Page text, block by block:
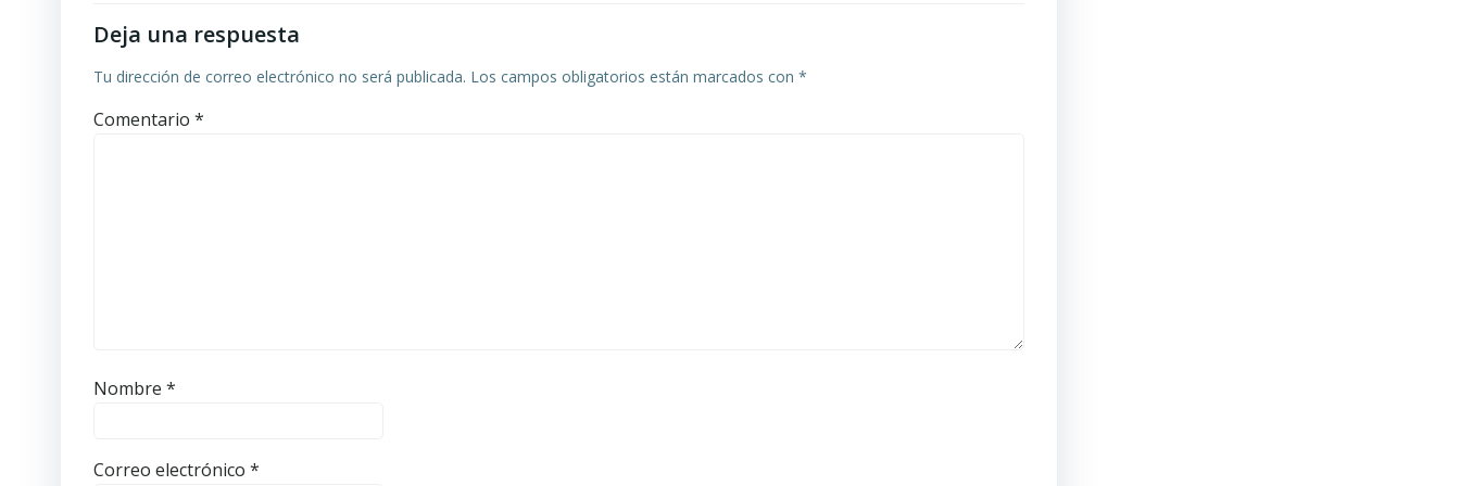
Deja una respuesta
Tu dirección de correo electrónico no será publicada. Los campos obligatorios están marcados con *
Comentario *
Nombre *
Correo electrónico *